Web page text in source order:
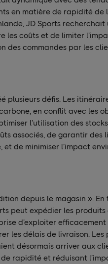
en matière de rapidité de
JD Sports recherchait
les coûts et de limiter
des commandes par les
plusieurs défis. Les
en conflit avec les
l’utilisation des
associés, de garantir des
de minimiser l’impact
depuis le magasin ».
peut expédier les
d’exploiter efficacement
les délais de livraison. Les
désormais arriver aux
rapidité et réduisant